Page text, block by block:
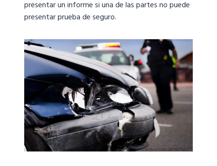
presentar un informe si una de las partes no puede
presentar prueba de seguro.